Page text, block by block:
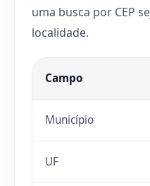
uma busca por CEP
localidade.
Campo
Município
UF